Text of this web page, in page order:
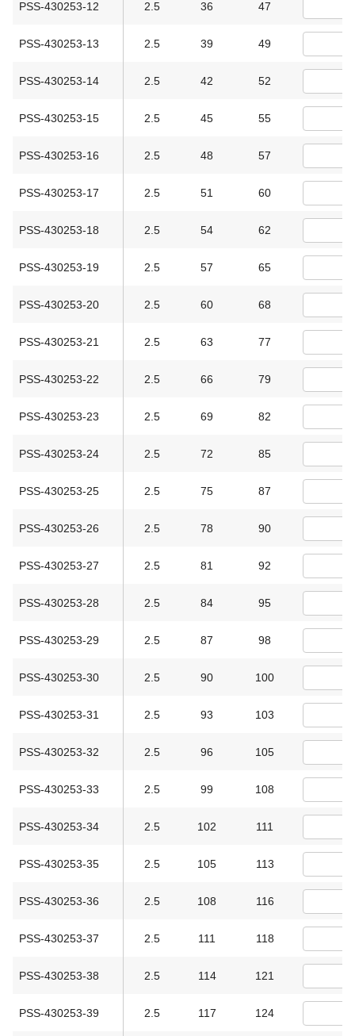
PSS-430253-12 2.5 36 47
PSS-430253-13 2.5 39 49
PSS-430253-14 2.5 42 52
PSS-430253-15 2.5 45 55
PSS-430253-16 2.5 48 57
PSS-430253-17 2.5 51 60
PSS-430253-18 2.5 54 62
PSS-430253-19 2.5 57 65
PSS-430253-20 2.5 60 68
PSS-430253-21 2.5 63 77
PSS-430253-22 2.5 66 79
PSS-430253-23 2.5 69 82
PSS-430253-24 2.5 72 85
PSS-430253-25 2.5 75 87
PSS-430253-26 2.5 78 90
PSS-430253-27 2.5 81 92
PSS-430253-28 2.5 84 95
PSS-430253-29 2.5 87 98
PSS-430253-30 2.5 90 100
PSS-430253-31 2.5 93 103
PSS-430253-32 2.5 96 105
PSS-430253-33 2.5 99 108
PSS-430253-34 2.5 102 111
PSS-430253-35 2.5 105 113
PSS-430253-36 2.5 108 116
PSS-430253-37 2.5 111 118
PSS-430253-38 2.5 114 121
PSS-430253-39 2.5 117 124